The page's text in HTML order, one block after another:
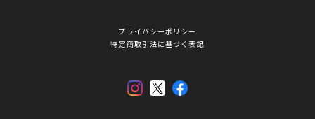
プライバシーポリシー
特定商取引法に基づく表記